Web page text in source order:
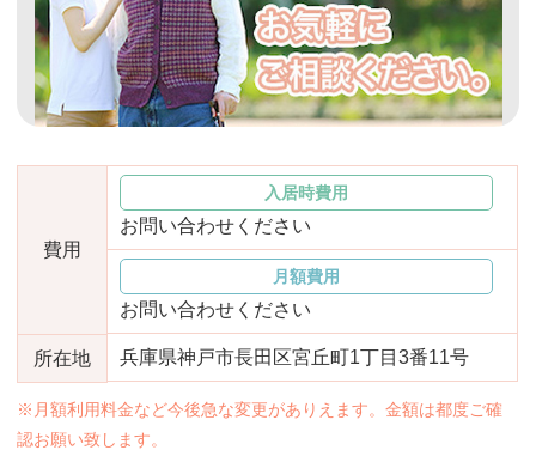
老人ホームの種類 よくあるご質問
スタッフ紹介 アクセス
相談者様の声 お役立ち情報
おすすめ施設特集 施設関係者の方へ
費用
入居時費用
お問い合わせください
月額費用
お問い合わせください
所在地 兵庫県神戸市長田区宮丘町1丁目3番11号
※月額利用料金など今後急な変更がありえます。金額は都度ご確
認お願い致します。